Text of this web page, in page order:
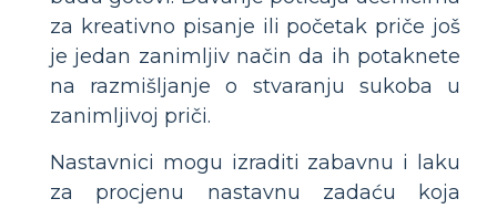
za kreativno pisanje ili početak priče još
je jedan zanimljiv način da ih potaknete
na razmišljanje o stvaranju sukoba u
zanimljivoj priči.
Nastavnici mogu izraditi zabavnu i laku
za procjenu nastavnu zadaću koja